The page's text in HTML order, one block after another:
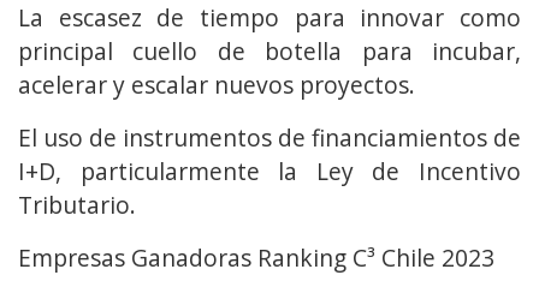
La escasez de tiempo para innovar como
principal cuello de botella para incubar,
acelerar y escalar nuevos proyectos.
El uso de instrumentos de financiamientos de
I+D, particularmente la Ley de Incentivo
Tributario.
Empresas Ganadoras Ranking C³ Chile 2023